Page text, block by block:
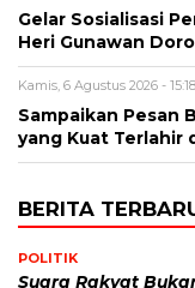
Gelar Sosialisasi
Heri Gunawan
Kamis, 6 Agustus 2026 -
Sampaikan Pesan
yang Kuat Terlahir
BERITA
POLITIK
Suara Rakyat